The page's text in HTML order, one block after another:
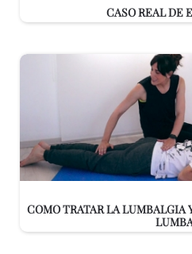
CASO REAL DE
COMO TRATAR LA LUMBALGIA